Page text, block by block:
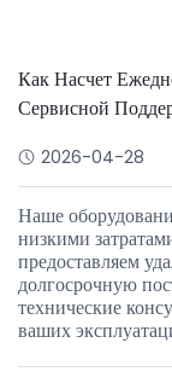
Как Насчет
Сервисной
2026-04-28
Наше
низкими
предоставляем
долгосрочную
технические
ваших